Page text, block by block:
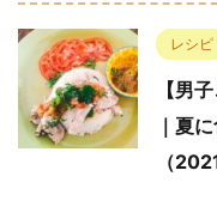
レシピ
【男
｜夏
（